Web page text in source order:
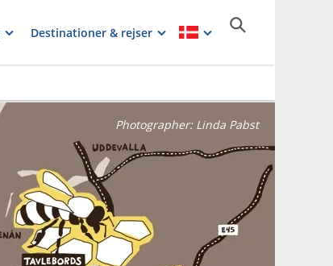
Destinationer & rejser
Photographer: Linda Pabst